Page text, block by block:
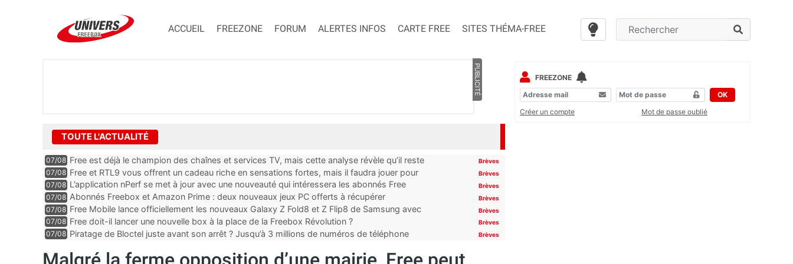
ACCUEIL FREEZONE FORUM ALERTES INFOS CARTE FREE SITES THÉMA-FREE
PUBLICITÉ
TOUTE L'ACTUALITÉ
07/08 Free est déjà le champion des chaînes et services TV, mais cette analyse révèle qu’il reste
encore au moin...
Brèves
07/08 Free et RTL9 vous offrent un cadeau riche en sensations fortes, mais il faudra jouer pour
l’obtenir
Brèves
07/08 L’application nPerf se met à jour avec une nouveauté qui intéressera les abonnés Free
Mobile, Orange, SFR ...
Brèves
07/08 Abonnés Freebox et Amazon Prime : deux nouveaux jeux PC offerts à récupérer Brèves
07/08 Free Mobile lance officiellement les nouveaux Galaxy Z Fold8 et Z Flip8 de Samsung avec
des promos et des cadeaux
Brèves
07/08 Free doit-il lancer une nouvelle box à la place de la Freebox Révolution ? Brèves
07/08 Piratage de Bloctel juste avant son arrêt ? Jusqu’à 3 millions de numéros de téléphone
Brèves
FREEZONE
OK
Créer un compte
Mot de passe oublié